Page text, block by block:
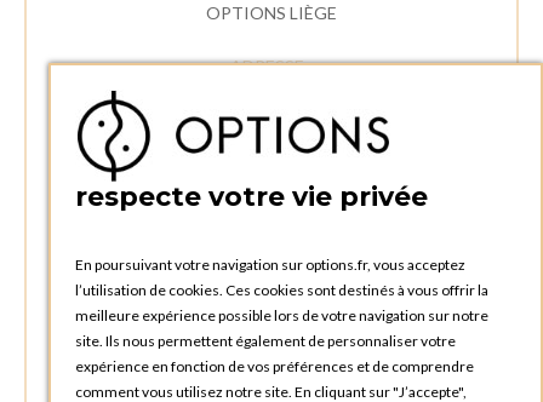
OPTIONS LIÈGE
ADRESSE :
4340 AWANS (Othée)
BELGIQUE
TÉLÉPHONE :
HEURES D'OUVERTURES
Horaires d'ouverture du Service Commercial :
Lundi au vendredi : 09:00h à 17:00h
Samedi et dimanche : Fermé
respecte votre vie privée
En poursuivant votre navigation sur options.fr, vous acceptez
l’utilisation de cookies. Ces cookies sont destinés à vous offrir la
meilleure expérience possible lors de votre navigation sur notre
site. Ils nous permettent également de personnaliser votre
expérience en fonction de vos préférences et de comprendre
comment vous utilisez notre site. En cliquant sur "J’accepte",